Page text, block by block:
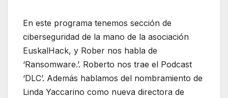
En este programa tenemos sección de
ciberseguridad de la mano de la asociación
EuskalHack, y Rober nos habla de
‘Ransomware.’. Roberto nos trae el Podcast
‘DLC’. Además hablamos del nombramiento de
Linda Yaccarino como nueva directora de